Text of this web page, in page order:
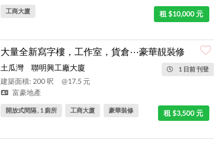
租 $10,000 元
工商大廈
大量全新寫字樓，工作室，貨倉⋯豪華靚裝修
1 日前 刊登
土瓜灣 聯明興工廠大廈
建築面積: 200 呎
@17.5 元
富豪地產
租 $3,500 元
開放式間隔 , 1 廁所 工商大廈 豪華裝修